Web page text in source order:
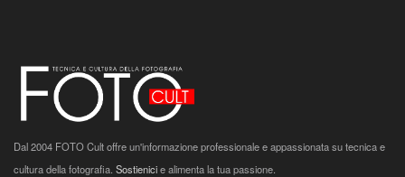
Dal 2004 FOTO Cult offre un'informazione professionale e appassionata su tecnica e
cultura della fotografia. Sostienicie alimenta la tua passione.